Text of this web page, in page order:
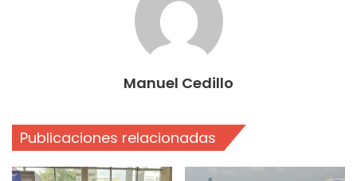
Manuel Cedillo
Publicaciones relacionadas